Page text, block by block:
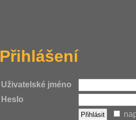
Přihlášení
Uživatelské jméno
Heslo